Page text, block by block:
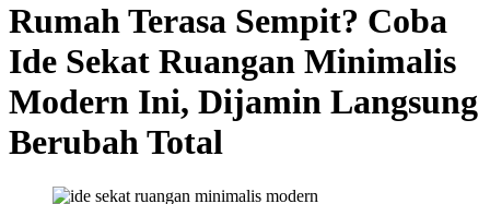
Rumah Terasa Sempit? Coba
Ide Sekat Ruangan Minimalis
Modern Ini, Dijamin Langsung
Berubah Total